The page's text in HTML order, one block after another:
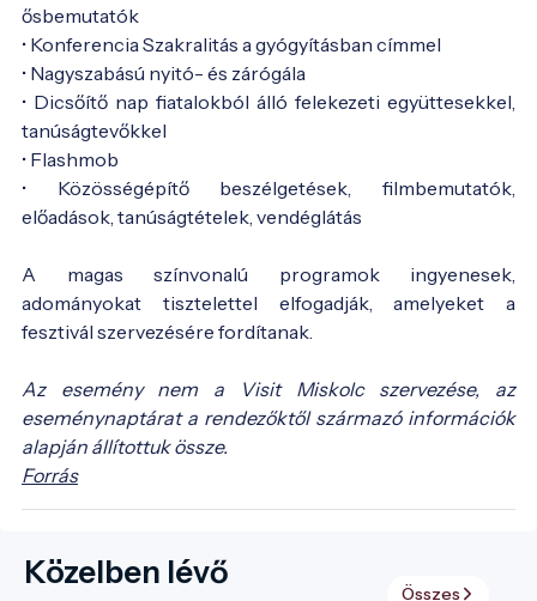
ősbemutatók
• Konferencia Szakralitás a gyógyításban címmel
• Nagyszabású nyitó- és zárógála
• Dicsőítő nap fiatalokból álló felekezeti együttesekkel,
tanúságtevőkkel
• Flashmob
• Közösségépítő beszélgetések, filmbemutatók,
előadások, tanúságtételek, vendéglátás
A magas színvonalú programok ingyenesek,
adományokat tisztelettel elfogadják, amelyeket a
fesztivál szervezésére fordítanak.
Az esemény nem a Visit Miskolc szervezése, az
eseménynaptárat a rendezőktől származó információk
alapján állítottuk össze.
Forrás
Közelben lévő
Összes